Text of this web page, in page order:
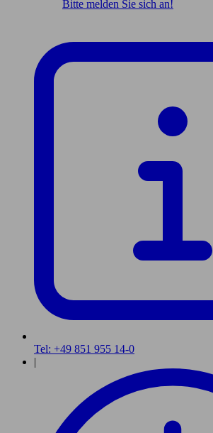
Bitte melden Sie sich an!
Tel: +49 851 955 14-0
|